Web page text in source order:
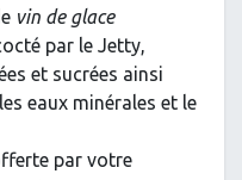
vin de glace
par le Jetty,
et sucrées ainsi
eaux minérales et le
par votre